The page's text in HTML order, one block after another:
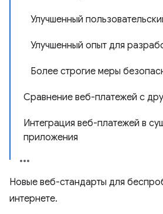
Улучшенный
Улучшенный опыт для
Более строгие меры
Сравнение веб-платежей с
Интеграция веб-платежей в
приложения
Новые веб-стандарты для
интернете.